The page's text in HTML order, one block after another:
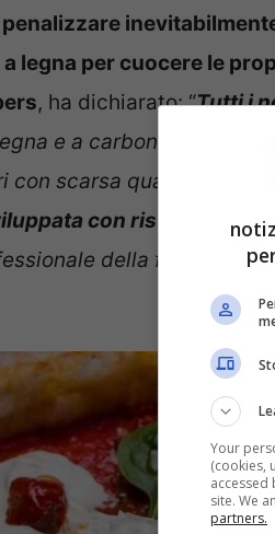
penalizzare
legna per cuocere le
, ha dichiarato: “Tutti i
e a carbone sono tra
scarsa qualità dell’aria
con ristoranti e
della fattibilità
Your
(cookies,
accessed
site. We
partners.